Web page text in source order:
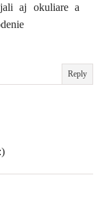
aj okuliare a
Reply